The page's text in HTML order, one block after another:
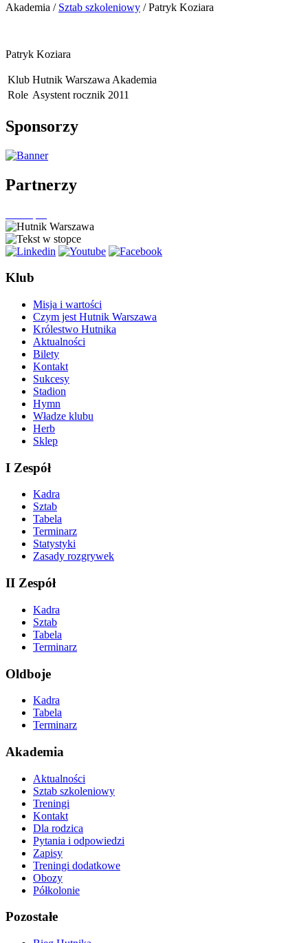
Akademia / Sztab szkoleniowy /Patryk Koziara
Patryk Koziara
Klub Hutnik Warszawa Akademia
Role Asystent rocznik 2011
Sponsorzy
Partnerzy
Klub
Misja i wartości
Czym jest Hutnik Warszawa
Królestwo Hutnika
Aktualności
Bilety
Kontakt
Sukcesy
Stadion
Hymn
Władze klubu
Herb
Sklep
I Zespół
Kadra
Sztab
Tabela
Terminarz
Statystyki
Zasady rozgrywek
II Zespół
Kadra
Sztab
Tabela
Terminarz
Oldboje
Kadra
Tabela
Terminarz
Akademia
Aktualności
Sztab szkoleniowy
Treningi
Kontakt
Dla rodzica
Pytania i odpowiedzi
Zapisy
Treningi dodatkowe
Obozy
Półkolonie
Pozostałe